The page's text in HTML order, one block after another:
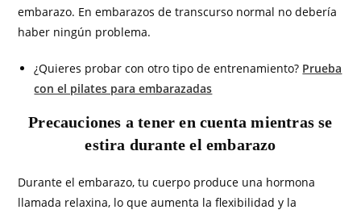
embarazo. En embarazos de transcurso normal no debería
haber ningún problema.
¿Quieres probar con otro tipo de entrenamiento? Prueba
con el pilates para embarazadas
Precauciones a tener en cuenta mientras se
estira durante el embarazo
Durante el embarazo, tu cuerpo produce una hormona
llamada relaxina, lo que aumenta la flexibilidad y la